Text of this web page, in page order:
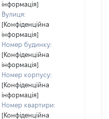
інформація]
Вулиця:
[Конфіденційна
інформація]
Номер будинку:
[Конфіденційна
інформація]
Номер корпусу:
[Конфіденційна
інформація]
Номер квартири:
[Конфіденційна